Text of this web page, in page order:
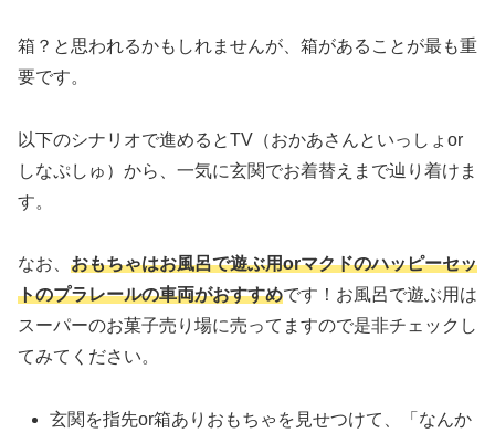
箱？と思われるかもしれませんが、箱があることが最も重
要です。
以下のシナリオで進めるとTV（おかあさんといっしょor
しなぷしゅ）から、一気に玄関でお着替えまで辿り着けま
す。
なお、 おもちゃはお風呂で遊ぶ用orマクドのハッピーセッ
トのプラレールの車両がおすすめです！お風呂で遊ぶ用は
スーパーのお菓子売り場に売ってますので是非チェックし
てみてください。
玄関を指先or箱ありおもちゃを見せつけて、「なんか